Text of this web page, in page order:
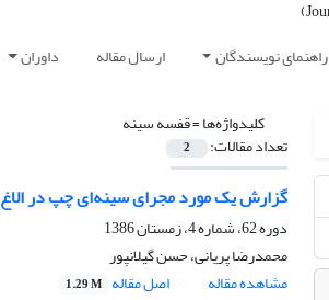
راهنمای نویسندگان ارسال مقاله داوران
کلیدواژه‌ها =قفسه سینه
تعداد مقالات: 2
گزارش یک مورد مجرای سینه‌ای چپ در الاغ
دوره 62، شماره 4، زمستان 1386
محمدرضا پریانی، حسن گیلانپور
مشاهده مقاله
اصل مقاله 1.29 M